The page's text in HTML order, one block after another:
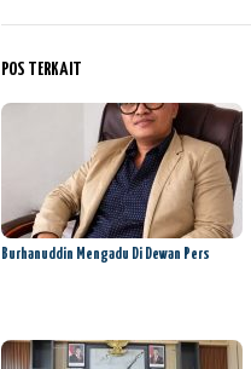
POS TERKAIT
Burhanuddin Mengadu Di Dewan Pers